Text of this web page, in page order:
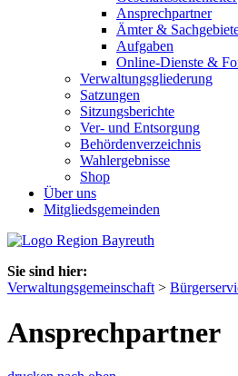
Ansprechpartner
Ämter &
Aufgaben
Online-Dienste &
Verwaltungsgliederung
Satzungen
Sitzungsberichte
Ver- und Entsorgung
Behördenverzeichnis
Wahlergebnisse
Shop
Über uns
Mitgliedsgemeinden
Sie sind hier:
Verwaltungsgemeinschaft >
Ansprechpartner